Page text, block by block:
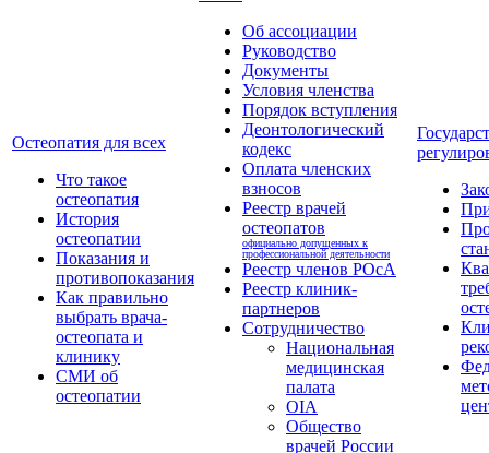
Остеопатия для всех
Что такое
остеопатия
История
остеопатии
Показания и
противопоказания
Как правильно
выбрать врача-
остеопата и
клинику
СМИ об
остеопатии
Об ассоциации
Руководство
Документы
Условия членства
Порядок вступления
Деонтологический
кодекс
Оплата членских
взносов
Реестр врачей
остеопатов
официально допущенных к
профессиональной деятельности
Реестр членов РОсА
Реестр клиник-
партнеров
Сотрудничество
Национальная
медицинская
палата
OIA
Общество
врачей России